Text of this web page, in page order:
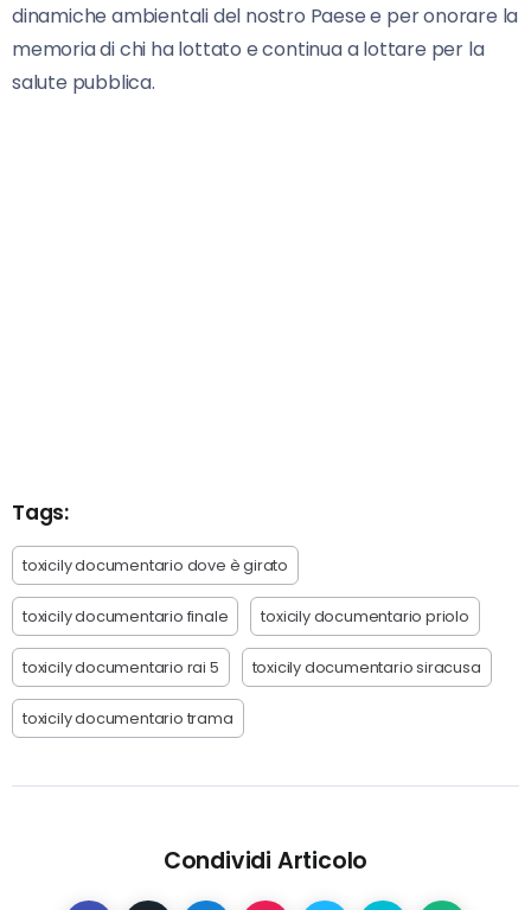
dinamiche ambientali del nostro Paese e per onorare la
memoria di chi ha lottato e continua a lottare per la
salute pubblica.
Tags:
toxicily documentario dove è girato
toxicily documentario finale toxicily documentario priolo
toxicily documentario rai 5 toxicily documentario siracusa
toxicily documentario trama
Condividi Articolo